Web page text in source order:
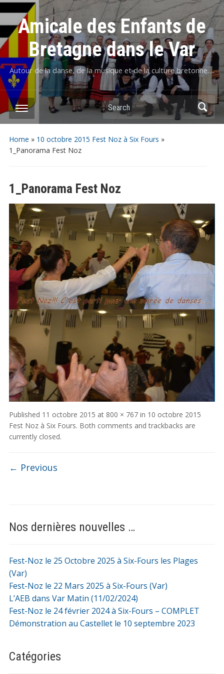
Amicale des Enfants de
Bretagne dans le Var
Autour de la danse, de la musique et de la culture bretonne….
Home » 10 octobre 2015 Fest Noz à Six Fours »
1_Panorama Fest Noz
1_Panorama Fest Noz
Published 11 octobre 2015 at 800 × 767in 10 octobre 2015
Fest Noz à Six Fours. Both comments and trackbacks are
currently closed.
← Previous
Nos dernières nouvelles …
Fest-Noz le 25 Octobre 2025 à Six-Fours les Plages
(Var)
Fest-Noz le 22 Mars 2025 à Six-Fours (Var)
L’AEB dans Var Matin (11/02/2024)
Fest-Noz le 24 février 2024 à Six-Fours – COMPLET
Démonstration au Castellet le 10 septembre 2023
Catégories